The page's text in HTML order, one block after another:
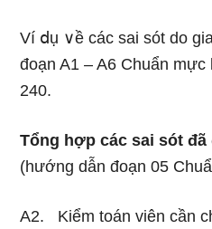
Ví ⅾụ ∨ề các sai sót do
đoạn A1 – A6 Chuẩn
240.
Tổng hợp các sai sót
(hướng dẫn đoạn 05
A2. Kiểm toán viên cần